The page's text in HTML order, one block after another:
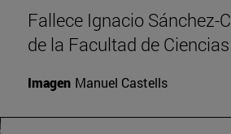
Fallece Ignacio Sánchez-
de la Facultad de
Imagen Manuel Castells